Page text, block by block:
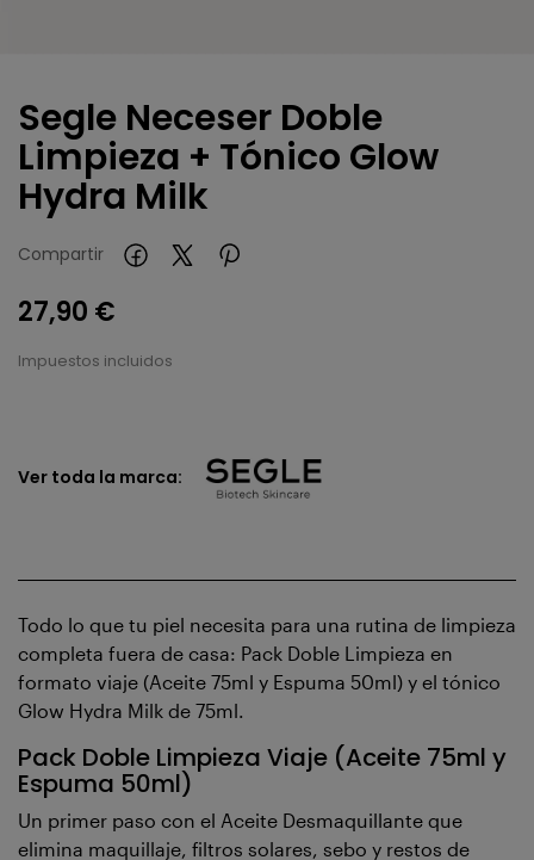
Segle Neceser Doble
Limpieza + Tónico Glow
Hydra Milk
Compartir
27,90 €
Impuestos incluidos
Ver toda la marca:
Todo lo que tu piel necesita para una rutina de limpieza
completa fuera de casa: Pack Doble Limpieza en
formato viaje (Aceite 75ml y Espuma 50ml) y el tónico
Glow Hydra Milk de 75ml.
Pack Doble Limpieza Viaje (Aceite 75ml y
Espuma 50ml)
Un primer paso con el Aceite Desmaquillante que
elimina maquillaje, filtros solares, sebo y restos de